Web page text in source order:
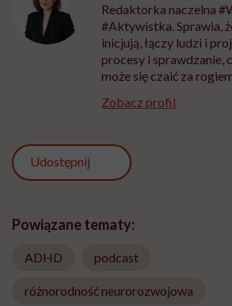
Redaktorka naczelna
#Aktywistka. Sprawia,
inicjują, łączy ludzi i
procesy i sprawdzanie,
może się czaić za
Zobacz profil
Udostępnij
Powiązane tematy:
ADHD podcast
różnorodność neurorozwojowa